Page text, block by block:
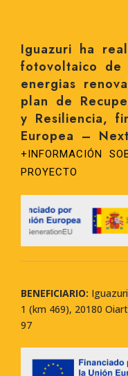
Iguazuri ha
fotovoltaico de
energias
plan de
y Resiliencia,
Europea –
+INFORMACIÓN
PROYECTO
BENEFICIARIO:
1 (km 469), 20180
97